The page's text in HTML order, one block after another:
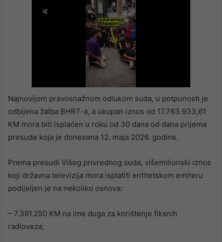
Najnovijom pravosnažnom odlukom suda, u potpunosti je
odbijena žalba BHRT-a, a ukupan iznos od 17.763.933,61
KM mora biti isplaćen u roku od 30 dana od dana prijema
presude koja je donesena 12. maja 2026. godine.
Prema presudi Višeg privrednog suda, višemilionski iznos
koji državna televizija mora isplatiti entitetskom emiteru
podijeljen je na nekoliko osnova:
– 7.391.250 KM na ime duga za korištenje fiksnih
radioveza;